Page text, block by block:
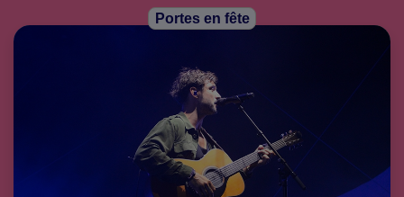
Portes en fête